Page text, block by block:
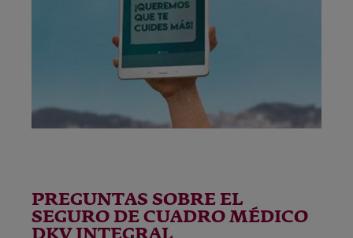
PREGUNTAS SOBRE EL
SEGURO DE CUADRO MÉDICO